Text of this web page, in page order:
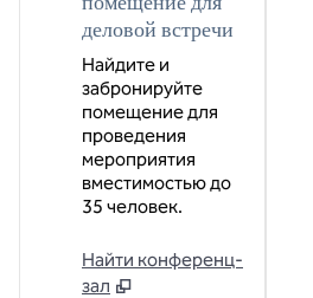
деловой встречи
Найдите и
забронируйте
помещение для
проведения
мероприятия
вместимостью до
35 человек.
Найти конференц-
зал